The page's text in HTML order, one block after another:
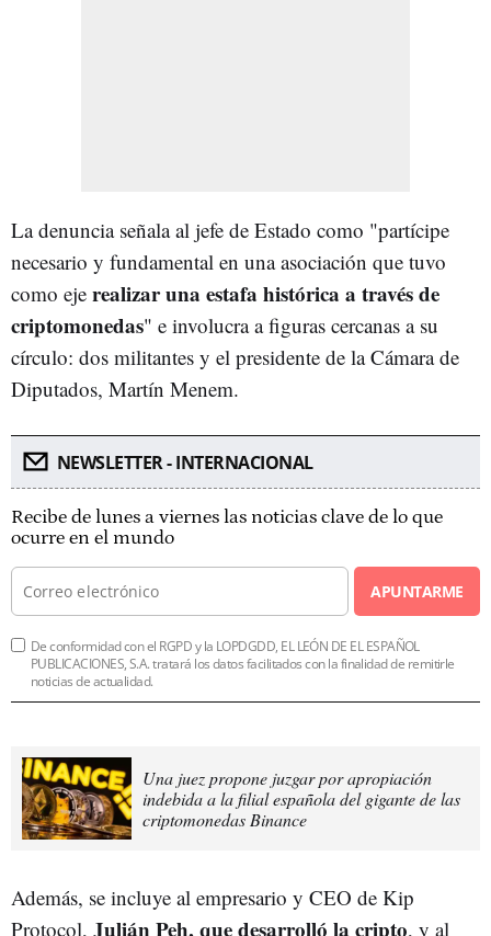
La denuncia señala al jefe de Estado como "partícipe
necesario y fundamental en una asociación que tuvo
como eje realizar una estafa histórica a través de
criptomonedas" e involucra a figuras cercanas a su
círculo: dos militantes y el presidente de la Cámara de
Diputados, Martín Menem.
NEWSLETTER - INTERNACIONAL
Recibe de lunes a viernes las noticias clave de lo que
ocurre en el mundo
APUNTARME
De conformidad con el RGPD y la LOPDGDD, EL LEÓN DE EL ESPAÑOL
PUBLICACIONES, S.A. tratará los datos facilitados con la finalidad de remitirle
noticias de actualidad.
Una juez propone juzgar por apropiación
indebida a la filial española del gigante de las
criptomonedas Binance
Además, se incluye al empresario y CEO de Kip
Protocol, Julián Peh, que desarrolló la cripto, y al